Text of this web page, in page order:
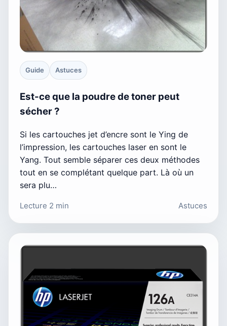
Guide Astuces
Est-ce que la poudre de toner peut
sécher ?
Si les cartouches jet d’encre sont le Ying de
l’impression, les cartouches laser en sont le
Yang. Tout semble séparer ces deux méthodes
tout en se complétant quelque part. Là où un
sera plu…
Lecture 2 min Astuces